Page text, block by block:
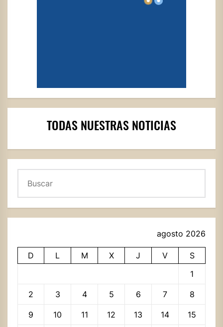
TODAS NUESTRAS NOTICIAS
agosto 2026
D L M X J V
S
1
2 3 4 5 6 7 8
9 10 11 12 13 14 15